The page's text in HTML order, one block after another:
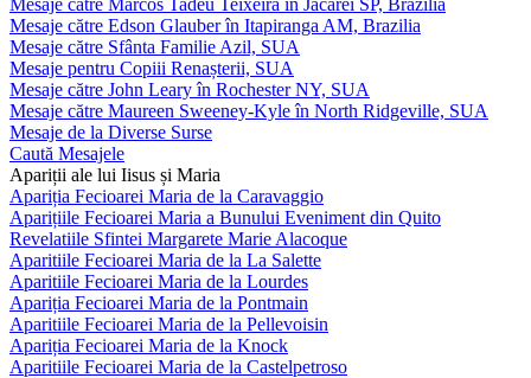
Mesaje către Edson Glauber în Itapiranga AM, Brazilia
Mesaje către Sfânta Familie Azil, SUA
Mesaje pentru Copiii Renașterii, SUA
Mesaje către John Leary în Rochester NY, SUA
Mesaje către Maureen Sweeney-Kyle în North Ridgeville, SUA
Mesaje de la Diverse Surse
Caută Mesajele
Apariții ale lui Iisus și Maria
Apariția Fecioarei Maria de la Caravaggio
Aparițiile Fecioarei Maria a Bunului Eveniment din Quito
Revelatiile Sfintei Margarete Marie Alacoque
Aparitiile Fecioarei Maria de la La Salette
Aparitiile Fecioarei Maria de la Lourdes
Apariția Fecioarei Maria de la Pontmain
Aparitiile Fecioarei Maria de la Pellevoisin
Apariția Fecioarei Maria de la Knock
Aparitiile Fecioarei Maria de la Castelpetroso